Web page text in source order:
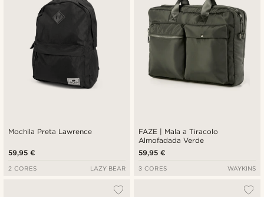
Mochila Preta Lawrence
59,95 €
2 CORES LAZY BEAR
FAZE | Mala a Tiracolo
Almofadada Verde
59,95 €
3 CORES WAYKINS